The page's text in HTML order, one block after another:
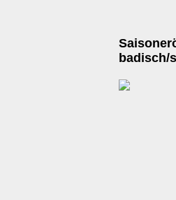
badisch/